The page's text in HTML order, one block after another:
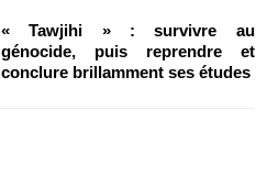
« Tawjihi » : survivre au
génocide, puis reprendre et
conclure brillamment ses études